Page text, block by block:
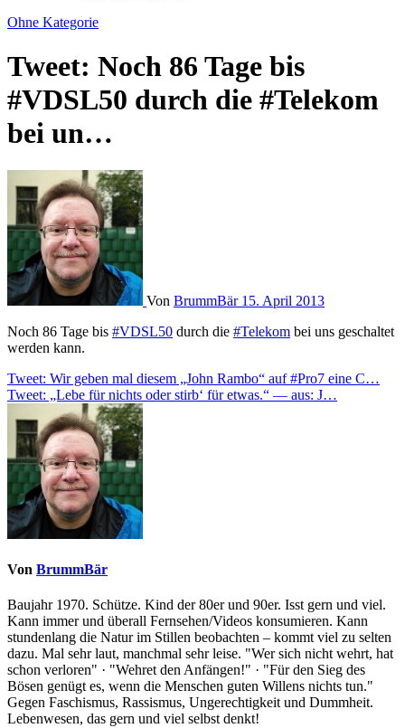
Ohne Kategorie
Tweet: Noch 86 Tage bis
#VDSL50 durch die #Telekom
bei un…
Von BrummBär 15. April 2013
Noch 86 Tage bis #VDSL50 durch die #Telekom bei uns geschaltet
werden kann.
Beitragsnavigation
Tweet: Wir geben mal diesem „John Rambo“ auf #Pro7 eine C…
Tweet: „Lebe für nichts oder stirb‘ für etwas.“ — aus: J…
Von BrummBär
Baujahr 1970. Schütze. Kind der 80er und 90er. Isst gern und viel.
Kann immer und überall Fernsehen/Videos konsumieren. Kann
stundenlang die Natur im Stillen beobachten – kommt viel zu selten
dazu. Mal sehr laut, manchmal sehr leise. "Wer sich nicht wehrt, hat
schon verloren" · "Wehret den Anfängen!" · "Für den Sieg des
Bösen genügt es, wenn die Menschen guten Willens nichts tun."
Gegen Faschismus, Rassismus, Ungerechtigkeit und Dummheit.
Lebenwesen, das gern und viel selbst denkt!